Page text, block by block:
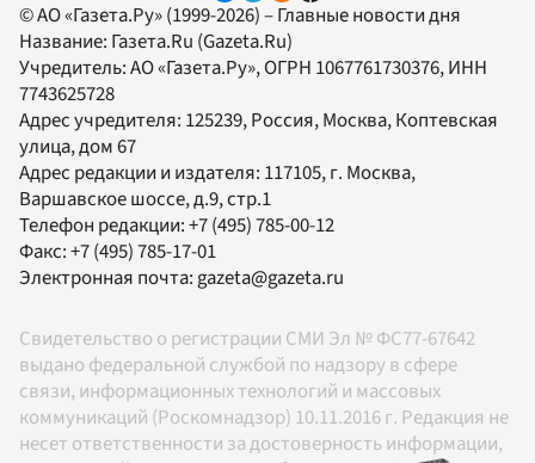
© АО «Газета.Ру» (1999-2026) – Главные новости дня
Название: Газета.Ru (Gazeta.Ru)
Учредитель:АО «Газета.Ру», ОГРН 1067761730376, ИНН
7743625728
Адрес учредителя: 125239, Россия, Москва, Коптевская
улица, дом 67
Адрес редакции и издателя: 117105, г. Москва,
Варшавское шоссе, д.9, стр.1
Телефон редакции:+7 (495) 785-00-12
Факс:+7 (495) 785-17-01
Электронная почта:gazeta@gazeta.ru
Свидетельство о регистрации СМИ Эл № ФС77-67642
выдано федеральной службой по надзору в сфере
связи, информационных технологий и массовых
коммуникаций (Роскомнадзор) 10.11.2016 г. Редакция не
несет ответственности за достоверность информации,